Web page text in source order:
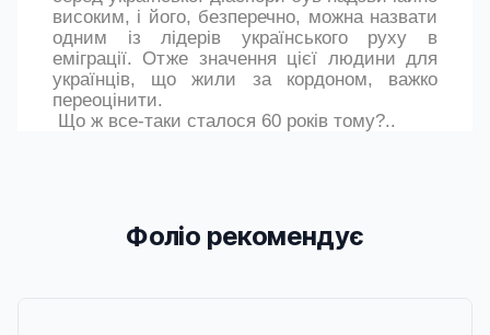
високим, і його, безперечно, можна назвати
одним із лідерів українського руху в
еміграції. Отже значення цієї людини для
українців, що жили за кордоном, важко
переоцінити.
Що ж все-таки сталося 60 років тому?..
Фоліо рекомендує